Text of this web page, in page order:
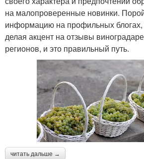
на малопроверенные новинки.
информацию на профильных блогах,
делая акцент на отзывы
регионов, и это правильный путь.
читать дальше →